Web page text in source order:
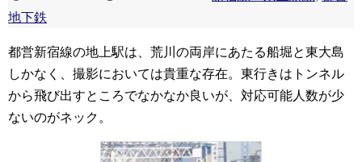
地下鉄
都営新宿線の地上駅は、荒川の両岸にあたる船堀と東大島
しかなく、撮影においては貴重な存在。東行きはトンネル
から飛び出すところでなかなか良いが、対応可能人数が少
ないのがネック。